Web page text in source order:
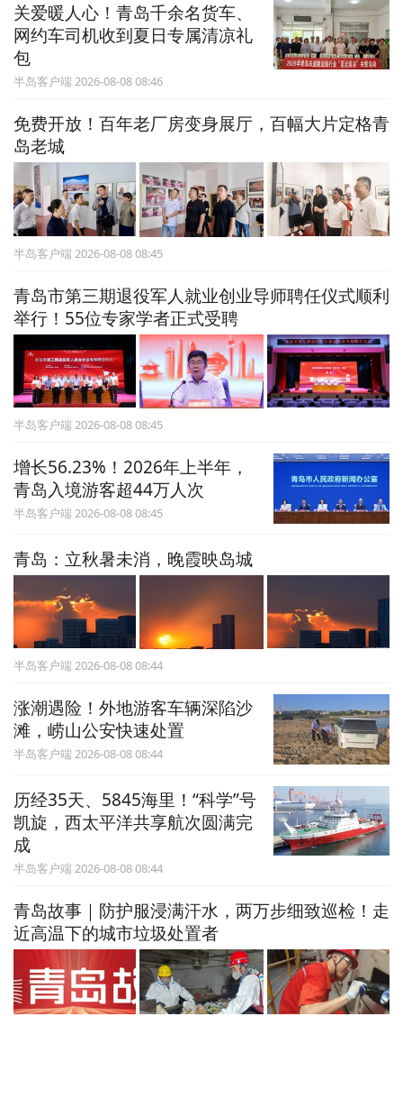
关爱暖人心！青岛千余名货车、
网约车司机收到夏日专属清凉礼
包
半岛客户端 2026-08-08 08:46
免费开放！百年老厂房变身展厅，百幅大片定格青
岛老城
半岛客户端 2026-08-08 08:45
青岛市第三期退役军人就业创业导师聘任仪式顺利
举行！55位专家学者正式受聘
半岛客户端 2026-08-08 08:45
增长56.23%！2026年上半年，
青岛入境游客超44万人次
半岛客户端 2026-08-08 08:45
青岛：立秋暑未消，晚霞映岛城
半岛客户端 2026-08-08 08:44
涨潮遇险！外地游客车辆深陷沙
滩，崂山公安快速处置
半岛客户端 2026-08-08 08:44
历经35天、5845海里！“科学”号
凯旋，西太平洋共享航次圆满完
成
半岛客户端 2026-08-08 08:44
青岛故事｜防护服浸满汗水，两万步细致巡检！走
近高温下的城市垃圾处置者